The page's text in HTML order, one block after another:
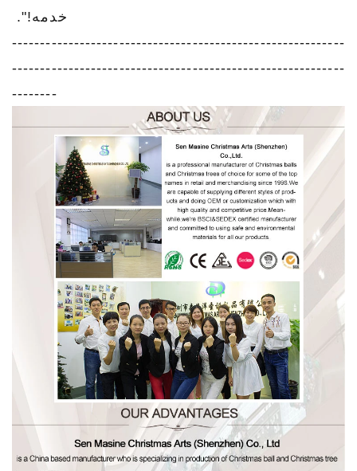
خدمه!".
-----------------------------------------------------------
-----------------------------------------------------------
--------